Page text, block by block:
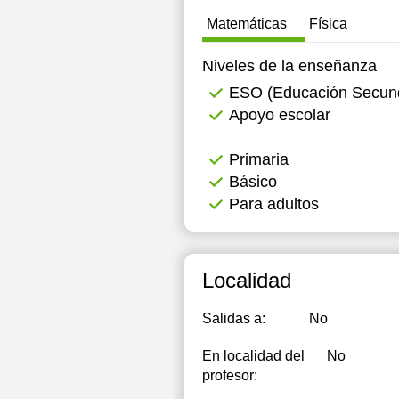
Matemáticas Física
Niveles de la enseñanza
ESO (Educación
Apoyo escolar
Primaria
Básico
Para adultos
Localidad
Salidas a: No
En localidad del
profesor:
No
19:00
19:30
20:00